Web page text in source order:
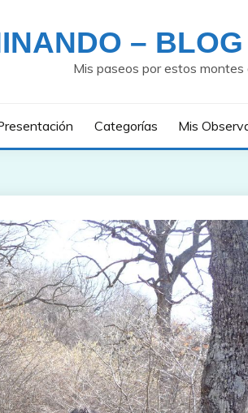
–
Mis paseos por estos montes
Categorías Mis